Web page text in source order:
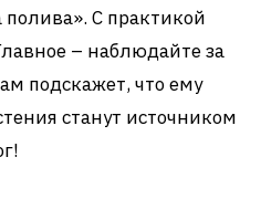
С практикой
– наблюдайте за
подскажет, что ему
станут источником